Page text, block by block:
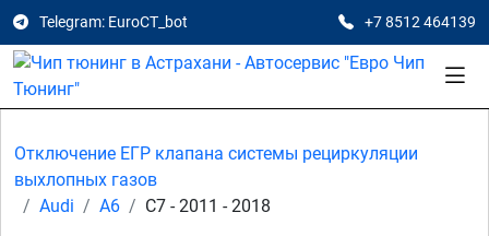
Telegram: EuroCT_bot +7 8512 464139
Отключение ЕГР клапана системы рециркуляции
выхлопных газов
Audi
A6 C7 - 2011 - 2018